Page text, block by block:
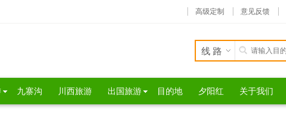
高级定制 意见反馈
线路
九寨沟 川西旅游 出国旅游 目的地 夕阳红 关于我们